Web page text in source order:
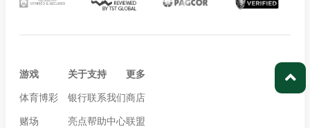
游戏
体育博彩
赌场
关于
银行
亮点
支持
联系我们
帮助中心
更多
商店
联盟